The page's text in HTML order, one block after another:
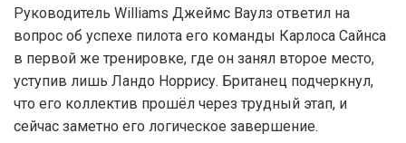
Руководитель Williams Джеймс Ваулз ответил на
вопрос об успехе пилота его команды Карлоса Сайнса
в первой же тренировке, где он занял второе место,
уступив лишь Ландо Норрису. Британец подчеркнул,
что его коллектив прошёл через трудный этап, и
сейчас заметно его логическое завершение.